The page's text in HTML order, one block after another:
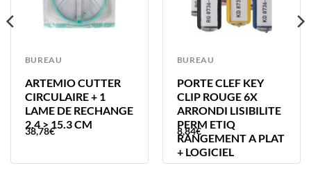
BUREAU
ARTEMIO CUTTER
CIRCULAIRE + 1
LAME DE RECHANGE
2.4 > 15.3 CM
38,78€
BUREAU
PORTE CLEF KEY
CLIP ROUGE 6X
ARRONDI LISIBILITE
PERM ETIQ
RANGEMENT A PLAT
+ LOGICIEL
8,84€